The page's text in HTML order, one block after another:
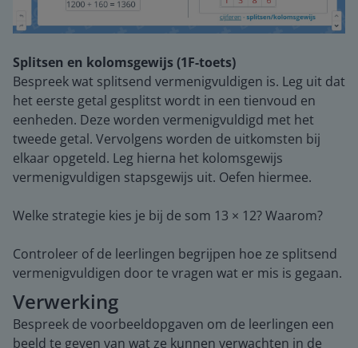
Splitsen en kolomsgewijs (1F-toets)
Bespreek wat splitsend vermenigvuldigen is. Leg uit dat
het eerste getal gesplitst wordt in een tienvoud en
eenheden. Deze worden vermenigvuldigd met het
tweede getal. Vervolgens worden de uitkomsten bij
elkaar opgeteld. Leg hierna het kolomsgewijs
vermenigvuldigen stapsgewijs uit. Oefen hiermee.
Welke strategie kies je bij de som 13 × 12? Waarom?
Controleer of de leerlingen begrijpen hoe ze splitsend
vermenigvuldigen door te vragen wat er mis is gegaan.
Verwerking
Bespreek de voorbeeldopgaven om de leerlingen een
beeld te geven van wat ze kunnen verwachten in de